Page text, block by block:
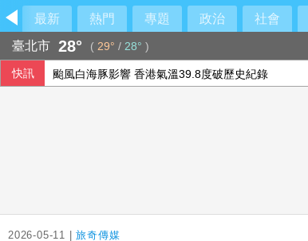
最新 熱門 專題 政治 社會
臺北市 28° ( 29° / 28° )
快訊 颱風白海豚影響 香港氣溫39.8度破歷史紀錄
2026-05-11 |旅奇傳媒